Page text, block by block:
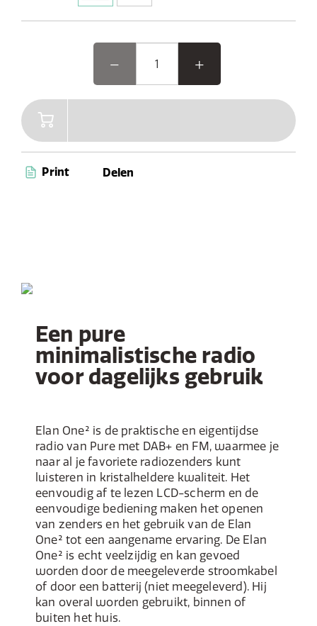
Bluetooth 5.1 levert deze compacte 10W
geluidswonder veelzijdige audio-ervaringen.
eenvoudig te bedienen via speciale knoppen en
een levendig 2,4" kleurent TFT-display.
Print Delen
Een pure
minimalistische radio
voor dagelijks gebruik
Elan One² is de praktische en eigentijdse
radio van Pure met DAB+ en FM, waarmee je
naar al je favoriete radiozenders kunt
luisteren in kristalheldere kwaliteit. Het
eenvoudig af te lezen LCD-scherm en de
eenvoudige bediening maken het openen
van zenders en het gebruik van de Elan
One² tot een aangename ervaring. De Elan
One² is echt veelzijdig en kan gevoed
worden door de meegeleverde stroomkabel
of door een batterij (niet meegeleverd). Hij
kan overal worden gebruikt, binnen of
buiten het huis.